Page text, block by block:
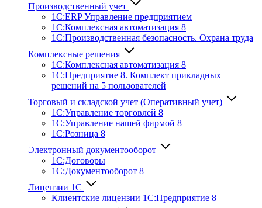
Производственный учет
1С:ERP Управление предприятием
1С:Комплексная автоматизация 8
1С:Производственная безопасность. Охрана труда
Комплексные решения
1С:Комплексная автоматизация 8
1С:Предприятие 8. Комплект прикладных
решений на 5 пользователей
Торговый и складской учет (Оперативный учет)
1С:Управление торговлей 8
1С:Управление нашей фирмой 8
1С:Розница 8
Электронный документооборот
1С:Договоры
1С:Документооборот 8
Лицензии 1С
Клиентские лицензии 1С:Предприятие 8